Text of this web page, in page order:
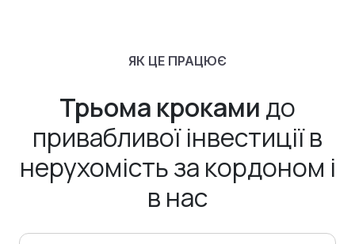
ЯК ЦЕ ПРАЦЮЄ
Трьома кроками до
привабливої інвестиції в
нерухомість за кордоном і
в нас